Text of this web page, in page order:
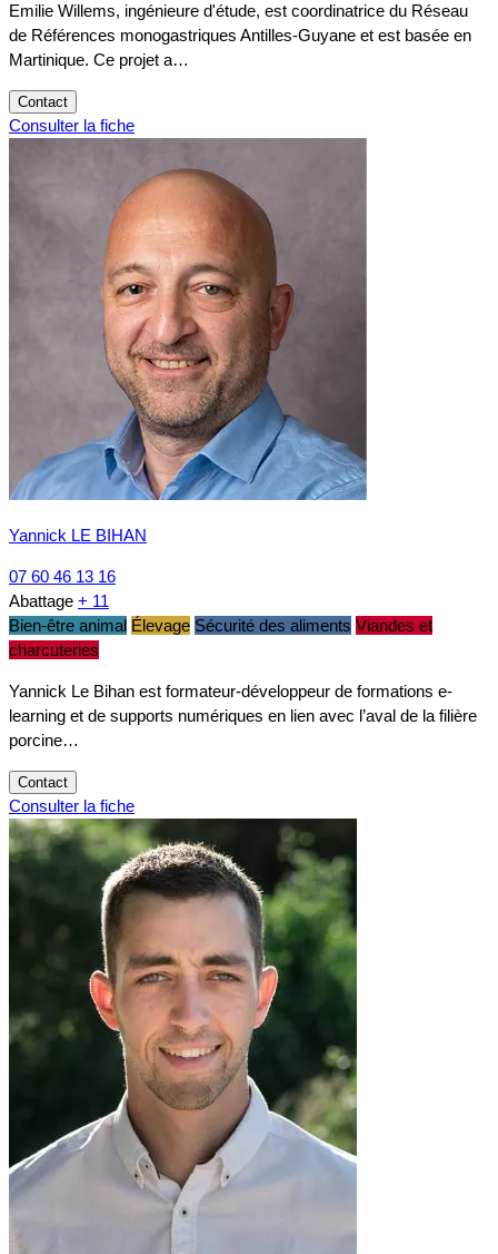
Emilie Willems, ingénieure d'étude, est coordinatrice du Réseau
de Références monogastriques Antilles-Guyane et est basée en
Martinique. Ce projet a…
Contact
Consulter la fiche
Yannick LE BIHAN
07 60 46 13 16
Abattage + 11
Bien-être animal Élevage Sécurité des aliments Viandes et
charcuteries
Yannick Le Bihan est formateur-développeur de formations e-
learning et de supports numériques en lien avec l’aval de la filière
porcine…
Contact
Consulter la fiche